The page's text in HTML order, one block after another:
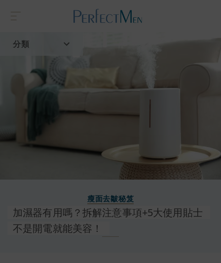
分類
流行趨勢
瘦面去皺秘笈
加濕器有用嗎？拆解注意事項+5大使用貼士
不是開電就能美容！